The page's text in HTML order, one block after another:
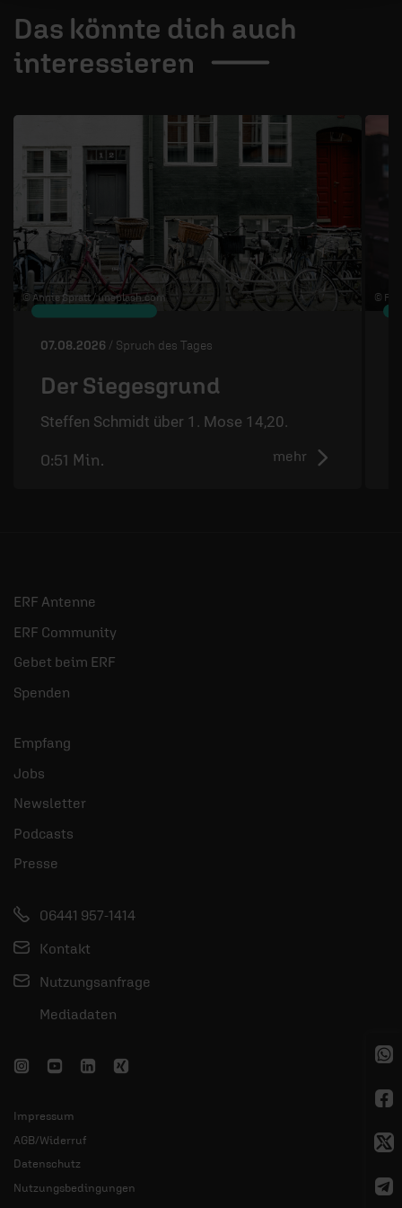
Das könnte dich auch
interessieren
© Annie Spratt / unsplash.com
07.08.2026 / Spruch des Tages
Der Siegesgrund
Steffen Schmidt über 1. Mose 14,20.
mehr
0:51 Min.
© Flo
ERF Antenne
ERF Community
Gebet beim ERF
Spenden
Empfang
Jobs
Newsletter
Podcasts
Presse
06441 957-1414
Kontakt
Nutzungsanfrage
Mediadaten
Impressum
AGB/Widerruf
Datenschutz
Nutzungsbedingungen